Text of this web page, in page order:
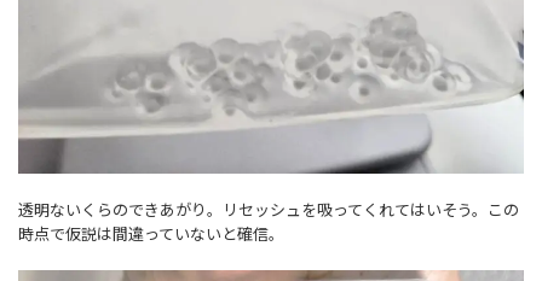
透明ないくらのできあがり。リセッシュを吸ってくれてはいそう。この
時点で仮説は間違っていないと確信。